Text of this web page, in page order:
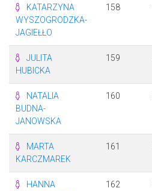
KATARZYNA
WYSZOGRODZKA-
JAGIEŁŁO
158
JULITA
HUBICKA
159
NATALIA
BUDNA-
JANOWSKA
160
MARTA
KARCZMAREK
161
HANNA
162